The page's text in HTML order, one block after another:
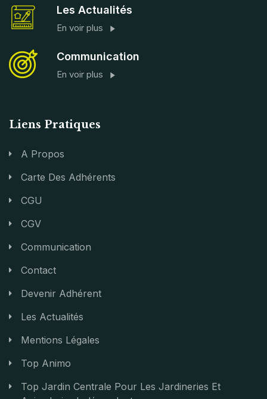
Les Actualités
En voir plus
Communication
En voir plus
Liens Pratiques
A Propos
Carte Des Adhérents
CGU
CGV
Communication
Contact
Devenir Adhérent
Les Actualités
Mentions Légales
Top Animo
Top Jardin Centrale Pour Les Jardineries Et